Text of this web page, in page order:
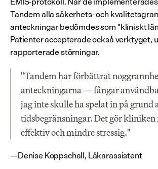
Tandem alla säkerhets- och
anteckningar bedömdes som "kliniskt
Patienter accepterade också verktyget,
rapporterade störningar.
"Tandem har förbättrat
anteckningarna — fångar
jag inte skulle ha spelat in på grund
tidsbegränsningar. Det gör
effektiv och mindre stressig."
—Denise Koppschall, Läkarassistent